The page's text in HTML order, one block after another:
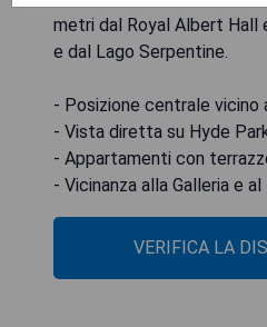
metri dal Royal Albert Hall
e dal Lago Serpentine.
- Posizione centrale vicino
- Vista diretta su Hyde
- Appartamenti con
- Vicinanza alla Galleria e
VERIFICA LA